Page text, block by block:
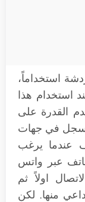
استخداماً،
استخدام هذا
القدرة على
في جهات
عندما يرغب
عبر واتس
اولاً ثم
منها. لكن